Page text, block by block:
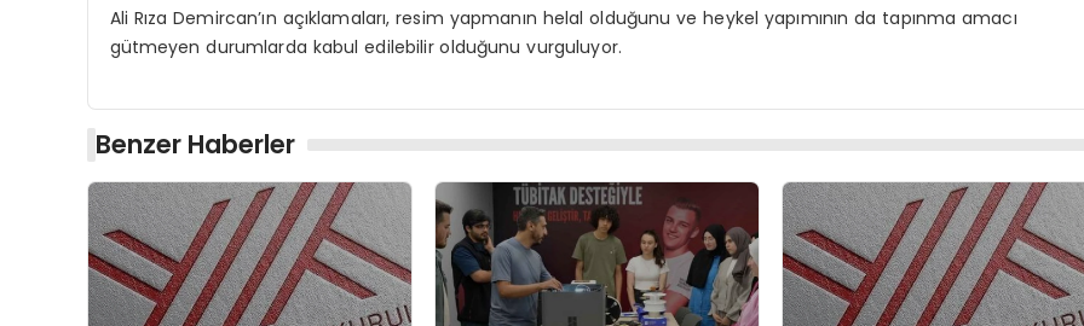
Ali Rıza Demircan’ın açıklamaları, resim yapmanın helal olduğunu ve heykel yapımının da tapınma amacı
gütmeyen durumlarda kabul edilebilir olduğunu vurguluyor.
Benzer Haberler